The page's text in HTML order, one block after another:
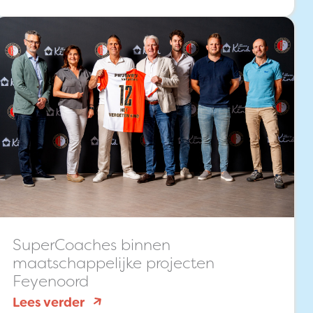
januari
SuperCoaches binnen
maatschappelijke projecten
Feyenoord
Lees verder: